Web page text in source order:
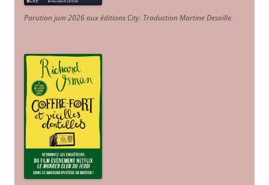
Parution juin 2026 aux éditions City. Traduction Martine Desoille.